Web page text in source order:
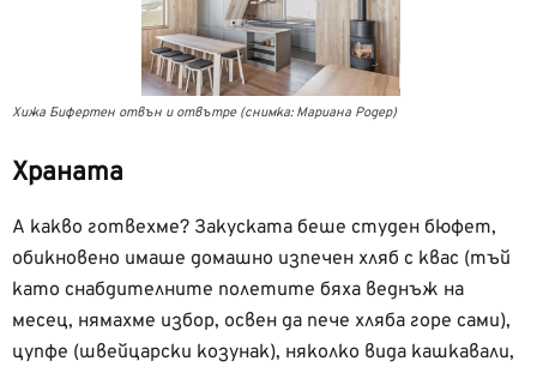
Хижа Бифертен отвън и отвътре (снимка: Мариана Родер)
Храната
А какво готвехме? Закуската беше студен бюфет,
обикновено имаше домашно изпечен хляб с квас (тъй
като снабдителните полетите бяха веднъж на
месец, нямахме избор, освен да пече хляба горе сами),
цупфе (швейцарски козунак), няколко вида кашкавали,